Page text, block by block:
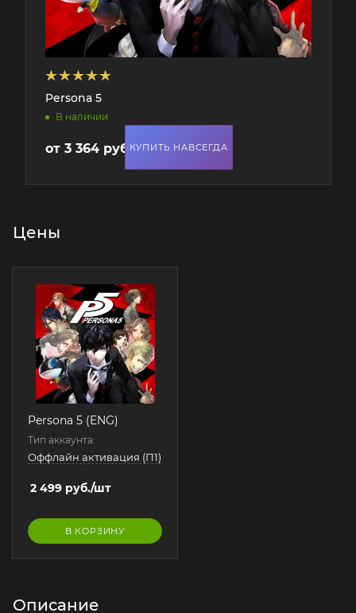
Persona 5
В наличии
от 3 364 руб.КУПИТЬ НАВСЕГДА
Цены
Persona 5 (ENG)
Тип аккаунта:
Оффлайн активация (П1)
2 499 руб./шт
В КОРЗИНУ
Описание